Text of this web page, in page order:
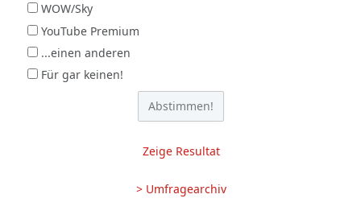
WOW/Sky
YouTube Premium
...einen anderen
Für gar keinen!
Zeige Resultat
> Umfragearchiv